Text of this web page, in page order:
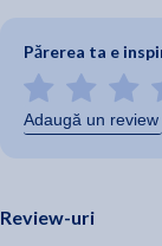
Părerea ta e
Adaugă un review
Review-uri